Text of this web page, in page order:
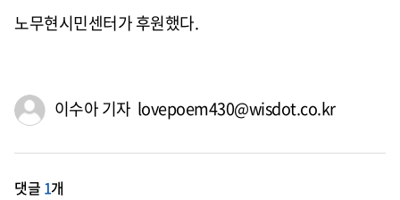
노무현시민센터가 후원했다.
이수아 기자 lovepoem430@wisdot.co.kr
댓글 1개